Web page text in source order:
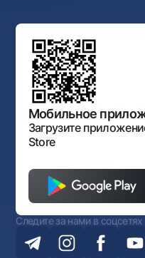
Противодействие
Фирменный стиль
Карта сайта
Офисы и банкоматы
Согласие на обработку
Галерея
Типовые договоры
Обсуждение проектов
документов
Нормативно-правовые
Порядок и режим
Открытые данные
Антимонопольный
Мобильное
Загрузите
Store
Следите за нами в соцсетях